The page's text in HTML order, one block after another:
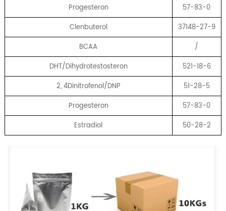
Progesteron
57-83-0
Clenbuterol
37148-27-9
BCAA
/
DHT/Dihydrotestosteron
521-18-6
2, 4Dinitrofenol/DNP
51-28-5
Progesteron
57-83-0
Estradiol
50-28-2